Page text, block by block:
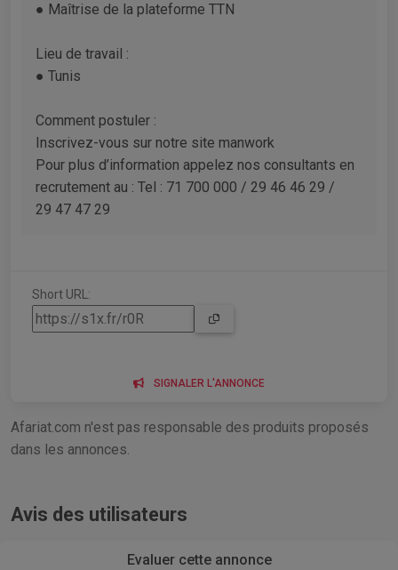
● Maîtrise de la plateforme TTN
Lieu de travail :
● Tunis
Comment postuler :
Inscrivez-vous sur notre site manwork
Pour plus d’information appelez nos consultants en
recrutement au : Tel : 71 700 000 / 29 46 46 29 /
29 47 47 29
Short URL:
SIGNALER L'ANNONCE
Afariat.com n'est pas responsable des produits proposés
dans les annonces.
Avis des utilisateurs
Evaluer cette annonce